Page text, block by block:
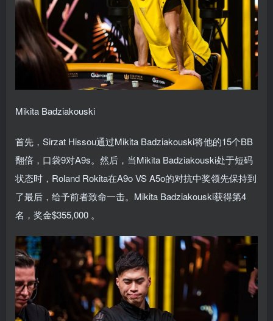
Mikita Badziakouski
首先，Sirzat Hissou通过Mikita Badziakouski将他的15个BB
翻倍，口袋9对A9s。然后，当Mikita Badziakouski处于短码
状态时，Roland Rokita在A9o VS A5o的对抗中奖领先保持到
了最后，给予前者致命一击。Mikita Badziakouski获得第4
名，奖金$355,000 。